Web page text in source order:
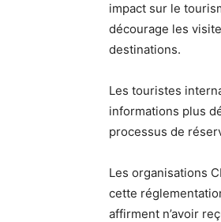
impact sur le
décourage les
destinations.
Les touristes
informations plus
processus de
Les organisations
cette
affirment n’avoir